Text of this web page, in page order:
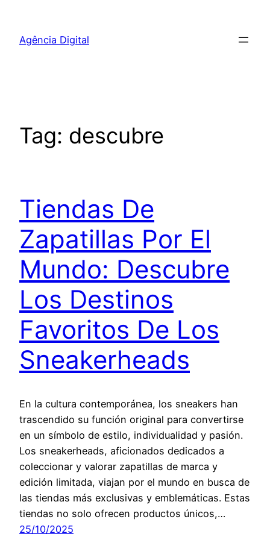
Agência Digital
Tag: descubre
Tiendas De
Zapatillas Por El
Mundo: Descubre
Los Destinos
Favoritos De Los
Sneakerheads
En la cultura contemporánea, los sneakers han
trascendido su función original para convertirse
en un símbolo de estilo, individualidad y pasión.
Los sneakerheads, aficionados dedicados a
coleccionar y valorar zapatillas de marca y
edición limitada, viajan por el mundo en busca de
las tiendas más exclusivas y emblemáticas. Estas
tiendas no solo ofrecen productos únicos,…
25/10/2025